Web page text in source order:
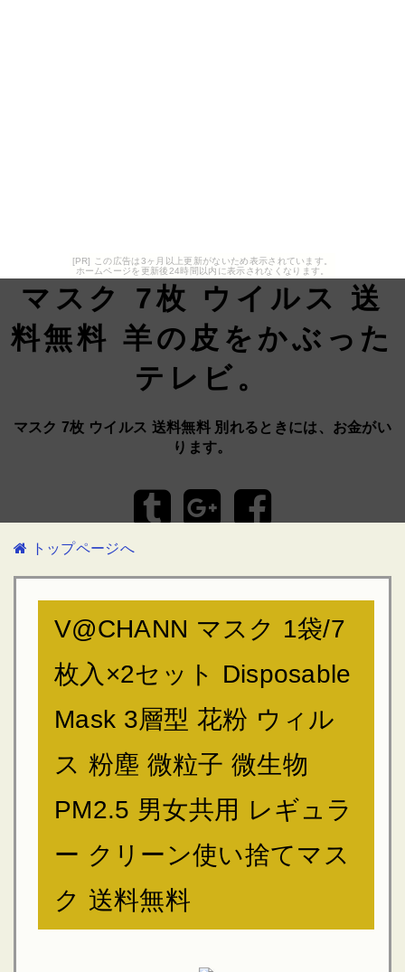
[PR] この広告は3ヶ月以上更新がないため表示されています。
ホームページを更新後24時間以内に表示されなくなります。
マスク 7枚 ウイルス 送
料無料 羊の皮をかぶった
テレビ。
マスク 7枚 ウイルス 送料無料 別れるときには、お金がい
ります。
トップページへ
V@CHANN マスク 1袋/7
枚入×2セット Disposable
Mask 3層型 花粉 ウィル
ス 粉塵 微粒子 微生物
PM2.5 男女共用 レギュラ
ー クリーン使い捨てマス
ク 送料無料